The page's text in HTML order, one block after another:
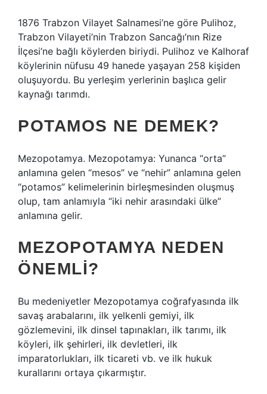
1876 ​​Trabzon Vilayet Salnamesi’ne göre Pulihoz,
Trabzon Vilayeti’nin Trabzon Sancağı’nın Rize
İlçesi’ne bağlı köylerden biriydi. Pulihoz ve Kalhoraf
köylerinin nüfusu 49 hanede yaşayan 258 kişiden
oluşuyordu. Bu yerleşim yerlerinin başlıca gelir
kaynağı tarımdı.
POTAMOS NE DEMEK?
Mezopotamya. Mezopotamya: Yunanca “orta”
anlamına gelen “mesos” ve “nehir” anlamına gelen
“potamos” kelimelerinin birleşmesinden oluşmuş
olup, tam anlamıyla “iki nehir arasındaki ülke”
anlamına gelir.
MEZOPOTAMYA NEDEN
ÖNEMLI?
Bu medeniyetler Mezopotamya coğrafyasında ilk
savaş arabalarını, ilk yelkenli gemiyi, ilk
gözlemevini, ilk dinsel tapınakları, ilk tarımı, ilk
köyleri, ilk şehirleri, ilk devletleri, ilk
imparatorlukları, ilk ticareti vb. ve ilk hukuk
kurallarını ortaya çıkarmıştır.